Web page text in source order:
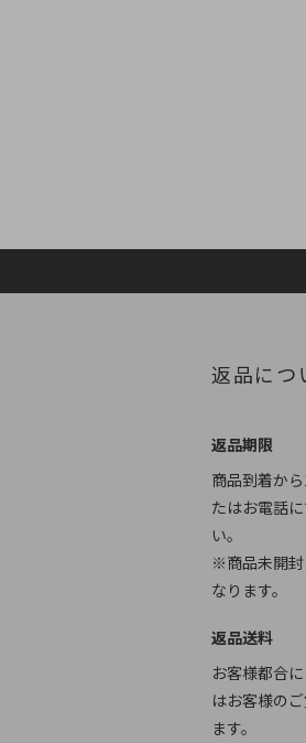
返品につ
返品期限
商品到着か
たはお電話
い。
※商品未開封
なります。
返品送料
お客様都合
はお客様の
ます。